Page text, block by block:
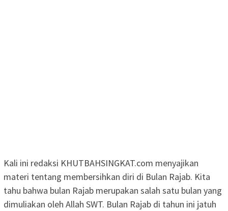
Kali ini redaksi KHUTBAHSINGKAT.com menyajikan
materi tentang membersihkan diri di Bulan Rajab. Kita
tahu bahwa bulan Rajab merupakan salah satu bulan yang
dimuliakan oleh Allah SWT. Bulan Rajab di tahun ini jatuh